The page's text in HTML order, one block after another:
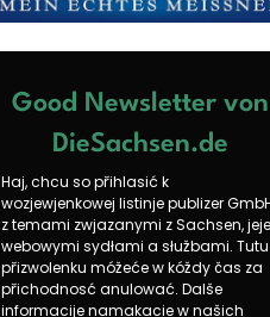
Good Newsletter von
DieSachsen.de
Haj, chcu so přihlasić k
wozjewjenkowej listinje publizer
z temami zwjazanymi z Sachsen, jeje
webowymi sydłami a słužbami. Tutu
přizwolenku móžeće w kóždy čas za
přichodnosć anulować. Dalše
informacije namakacie w našich